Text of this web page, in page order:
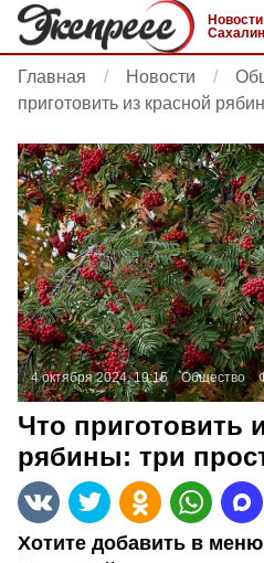
Главная Новости
приготовить из красной
4 октября 2024, 19:15 Общество
Что приготовить
рябины: три
Хотите добавить в